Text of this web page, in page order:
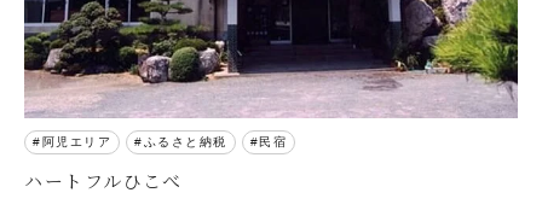
阿児エリア ふるさと納税 民宿
ハートフルひこべ